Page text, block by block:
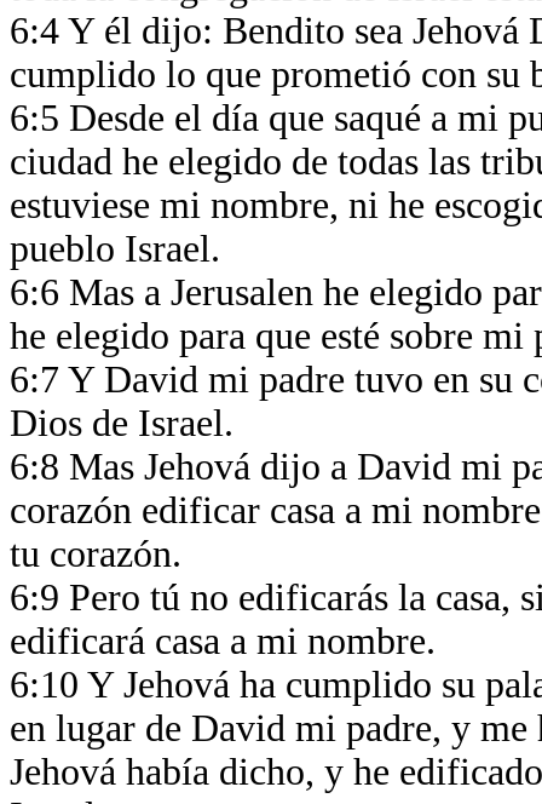
6:4 Y él dijo: Bendito sea Jehová
cumplido lo que prometió con
6:5 Desde el día que saqué a mi
ciudad he elegido de todas las
estuviese mi nombre, ni he
pueblo Israel.
6:6 Mas a Jerusalen he elegido
he elegido para que esté sobre
6:7 Y David mi padre tuvo en su
Dios de Israel.
6:8 Mas Jehová dijo a David mi
corazón edificar casa a mi
tu corazón.
6:9 Pero tú no edificarás la casa,
edificará casa a mi nombre.
6:10 Y Jehová ha cumplido su
en lugar de David mi padre, y me
Jehová había dicho, y he